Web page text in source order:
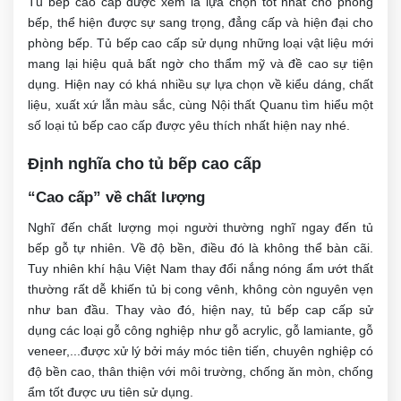
bếp, thể hiện được sự sang trọng, đẳng cấp và hiện đại cho
phòng bếp. Tủ bếp cao cấp sử dụng những loại vật liệu mới
mang lại hiệu quả bất ngờ cho thẩm mỹ và đề cao sự tiện
dụng. Hiện nay có khá nhiều sự lựa chọn về kiểu dáng, chất
liệu, xuất xứ lẫn màu sắc, cùng Nội thất Quanu tìm hiểu một
số loại tủ bếp cao cấp được yêu thích nhất hiện nay nhé.
Định nghĩa cho tủ bếp cao cấp
“Cao cấp” về chất lượng
Nghĩ đến chất lượng mọi người thường nghĩ ngay đến tủ
bếp gỗ tự nhiên. Về độ bền, điều đó là không thể bàn cãi.
Tuy nhiên khí hậu Việt Nam thay đổi nắng nóng ẩm ướt thất
thường rất dễ khiến tủ bị cong vênh, không còn nguyên vẹn
như ban đầu. Thay vào đó, hiện nay, tủ bếp cap cấp sử
dụng các loại gỗ công nghiệp như ​​gỗ acrylic, gỗ lamiante, gỗ
veneer,...được xử lý bởi máy móc tiên tiến, chuyên nghiệp có
độ bền cao, thân thiện với môi trường, chống ăn mòn, chống
ẩm tốt được ưu tiên sử dụng.